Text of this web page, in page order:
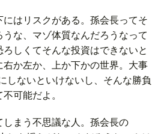
はリスクがある。孫会長ってそ
な、マゾ体質なんだろうなって
しくてそんな投資はできないと
か左か、上か下かの世界。大事
しないといけないし、そんな勝負
可能だよ。
まう不思議な人。孫会長の